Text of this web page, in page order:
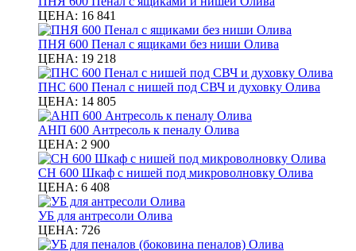
ЦЕНА: 16 841
ПНЯ 600 Пенал с ящиками без ниши Олива
ЦЕНА: 19 218
ПНС 600 Пенал с нишей под СВЧ и духовку Олива
ЦЕНА: 14 805
АНП 600 Антресоль к пеналу Олива
ЦЕНА: 2 900
СН 600 Шкаф с нишей под микроволновку Олива
ЦЕНА: 6 408
УБ для антресоли Олива
ЦЕНА: 726